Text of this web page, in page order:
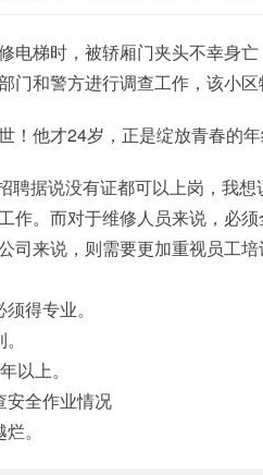
电梯时，被轿厢门夹头不幸身亡
门和警方进行调查工作，该小
！他才24岁，正是绽放青春的年
聘据说没有证都可以上岗，我
作。而对于维修人员来说，必
司来说，则需要更加重视员工
得专业。
以上。
安全作业情况
。